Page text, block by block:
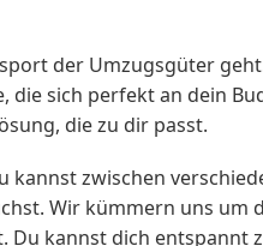
der Umzugsgüter
sich perfekt an dein
die zu dir passt.
zwischen
Wir kümmern uns um
kannst dich entspannt